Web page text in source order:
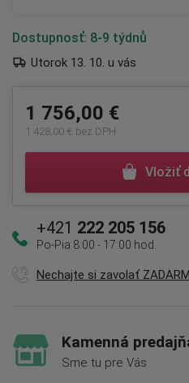
Dostupnosť: 8-9 týdnů
Utorok 13. 10. u vás
1 756,00 €
1 428,00 € bez DPH
Vložiť
+421 222 205 156
Po-Pia 8:00 - 17:00 hod.
Nechajte si zavolať
Kamenná
Sme tu pre Vás